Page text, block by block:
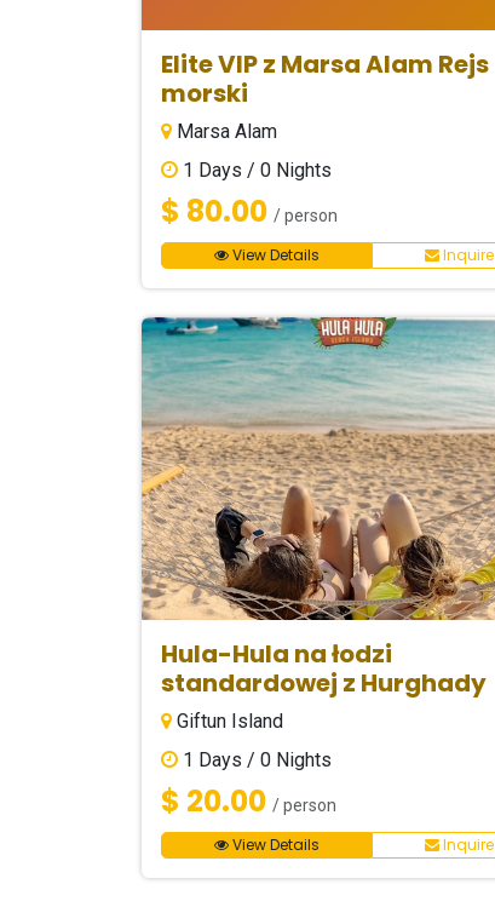
Elite VIP z Marsa Alam Rejs
morski
Marsa Alam
1 Days / 0 Nights
$ 80.00 / person
View Details Inquire
Hula-Hula na łodzi
standardowej z Hurghady
Giftun Island
1 Days / 0 Nights
$ 20.00 / person
View Details Inquire